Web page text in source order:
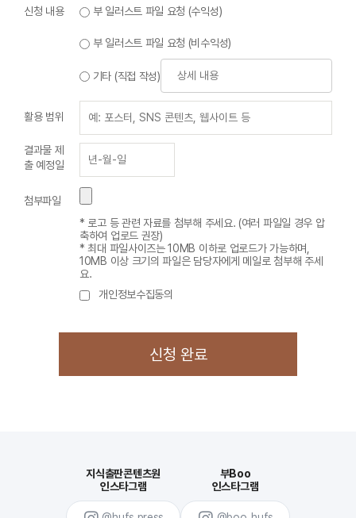
신청 내용 부 일러스트 파일 요청 (수익성)
부 일러스트 파일 요청 (비수익성)
기타 (직접 작성)
활용 범위
결과물 제
출 예정일
첨부파일
* 로고 등 관련 자료를 첨부해 주세요. (여러 파일일 경우 압
축하여 업로드 권장)
* 최대 파일사이즈는 10MB 이하로 업로드가 가능하며,
10MB 이상 크기의 파일은 담당자에게 메일로 첨부해 주세
요.
개인정보수집동의
지식출판콘텐츠원
인스타그램
부Boo
인스타그램